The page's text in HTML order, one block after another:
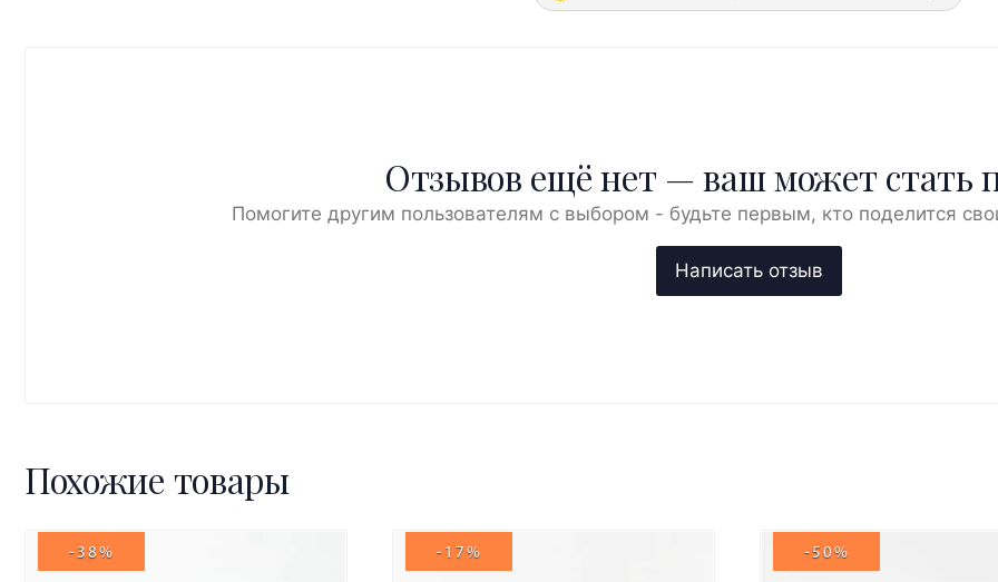
Отзывов ещё нет — ваш может стать
Помогите другим пользователям с выбором - будьте первым, кто поделится
Похожие товары
-38% -17% -50%